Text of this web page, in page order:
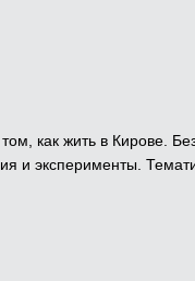
как жить в Кирове.
и эксперименты.